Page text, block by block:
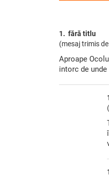
1. fără titlu
(mesaj trimis de
Aproape
intorc de